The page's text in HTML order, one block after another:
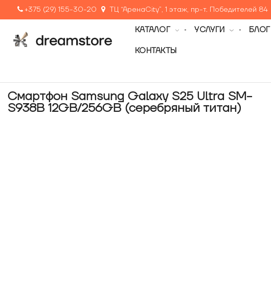
+375 (29) 155-30-20 ТЦ “АренаCity”, 1 этаж, пр-т. Победителей 84
КАТАЛОГ УСЛУГИ БЛОГ
КОНТАКТЫ
Смартфон Samsung Galaxy S25 Ultra SM-
S938B 12GB/256GB (серебряный титан)